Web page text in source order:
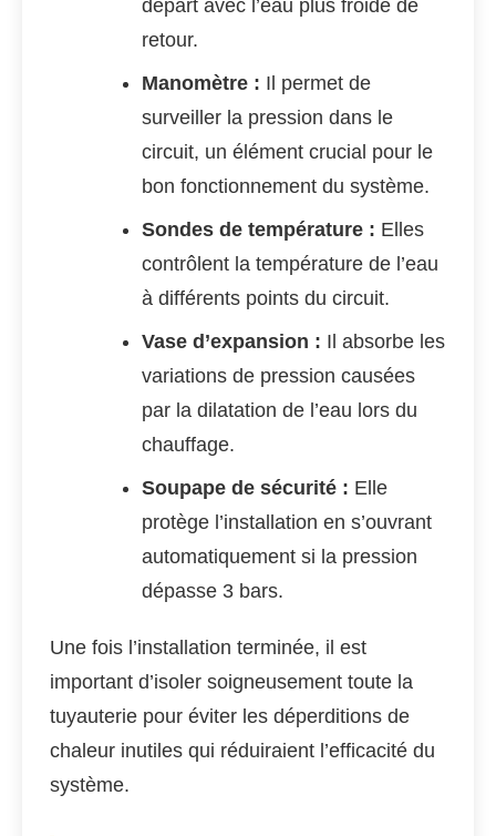
départ avec l’eau plus froide de
retour.
Manomètre : Il permet de
surveiller la pression dans le
circuit, un élément crucial pour le
bon fonctionnement du système.
Sondes de température : Elles
contrôlent la température de l’eau
à différents points du circuit.
Vase d’expansion : Il absorbe les
variations de pression causées
par la dilatation de l’eau lors du
chauffage.
Soupape de sécurité : Elle
protège l’installation en s’ouvrant
automatiquement si la pression
dépasse 3 bars.
Une fois l’installation terminée, il est
important d’isoler soigneusement toute la
tuyauterie pour éviter les déperditions de
chaleur inutiles qui réduiraient l’efficacité du
système.